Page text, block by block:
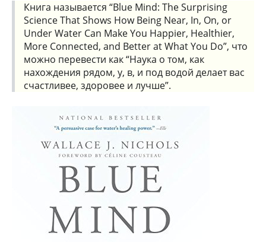
Книга называется “Blue Mind: The Surprising
Science That Shows How Being Near, In, On, or
Under Water Can Make You Happier, Healthier,
More Connected, and Better at What You Do”, что
можно перевести как “Наука о том, как
нахождения рядом, у, в, и под водой делает вас
счастливее, здоровее и лучше”.